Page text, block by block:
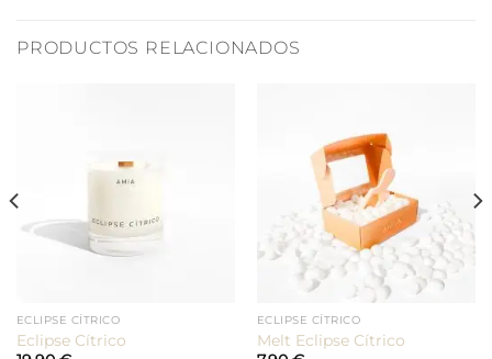
PRODUCTOS RELACIONADOS
ECLIPSE CÍTRICO
Eclipse Cítrico
ECLIPSE CÍTRICO
Melt Eclipse Cítrico